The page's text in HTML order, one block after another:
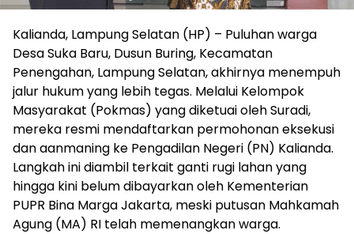
Kalianda, Lampung Selatan (HP) – Puluhan warga
Desa Suka Baru, Dusun Buring, Kecamatan
Penengahan, Lampung Selatan, akhirnya menempuh
jalur hukum yang lebih tegas. Melalui Kelompok
Masyarakat (Pokmas) yang diketuai oleh Suradi,
mereka resmi mendaftarkan permohonan eksekusi
dan aanmaning ke Pengadilan Negeri (PN) Kalianda.
Langkah ini diambil terkait ganti rugi lahan yang
hingga kini belum dibayarkan oleh Kementerian
PUPR Bina Marga Jakarta, meski putusan Mahkamah
Agung (MA) RI telah memenangkan warga.